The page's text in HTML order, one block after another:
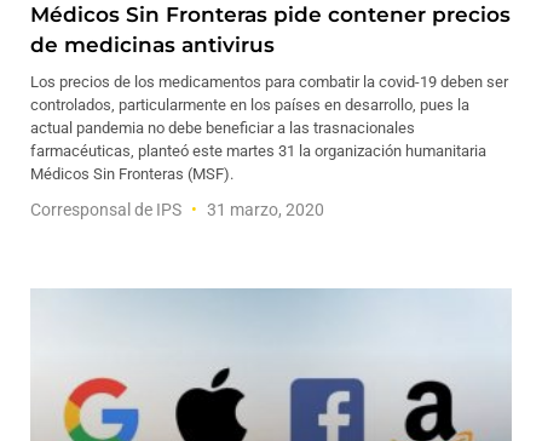
Médicos Sin Fronteras pide contener precios
de medicinas antivirus
Los precios de los medicamentos para combatir la covid-19 deben ser
controlados, particularmente en los países en desarrollo, pues la
actual pandemia no debe beneficiar a las trasnacionales
farmacéuticas, planteó este martes 31 la organización humanitaria
Médicos Sin Fronteras (MSF).
Corresponsal de IPS 31 marzo, 2020